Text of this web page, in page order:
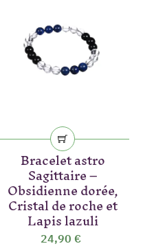
Bracelet astro
Sagittaire –
Obsidienne dorée,
Cristal de roche et
Lapis lazuli
24,90 €